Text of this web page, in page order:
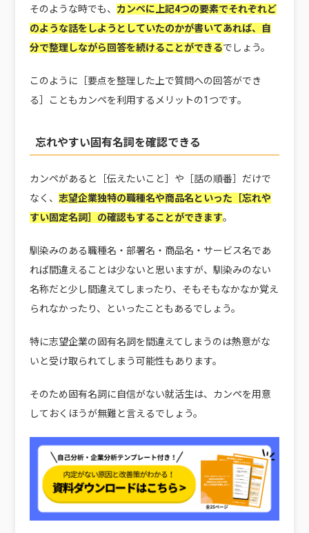
そのような時でも、 カンペに上記4つの要素でそれぞれど
のような話をしようとしていたのかが書いてあれば、自
分で整理しながら回答を続けることができるでしょう。
このように［要点を整理した上で質問への回答ができ
る］こともカンペを利用するメリットの1つです。
忘れやすい固有名詞を確認できる
カンペがあると［伝えたいこと］や［話の順番］だけで
なく、 志望企業独特の職種名や商品名といった［忘れや
すい固定名詞］の確認もすることができます。
馴染みのある職種名・部署名・商品名・サービス名であ
れば間違えることは少ないと思いますが、馴染みのない
名称だと少し間違えてしまったり、そもそもなかなか覚え
られなかったり、といったこともあるでしょう。
特に志望企業の固有名詞を間違えてしまうのは熱意がな
いと受け取られてしまう可能性もあります。
そのため固有名詞に自信がない就活生は、カンペを用意
しておくほうが無難と言えるでしょう。